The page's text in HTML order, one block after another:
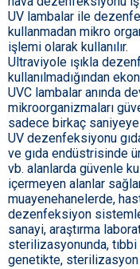
UV lambalar ile
kullanmadan mikro
işlemi olarak kullanılır.
Ultraviyole ışıkla
kullanılmadığından
UVC lambalar anında
mikroorganizmaları
sadece birkaç saniyeye
UV dezenfeksiyonu
ve gıda endüstrisinde
vb. alanlarda güvenle
içermeyen alanlar
muayenehanelerde,
dezenfeksiyon
sanayi, araştırma
sterilizasyonunda,
genetikte, sterilizasyon